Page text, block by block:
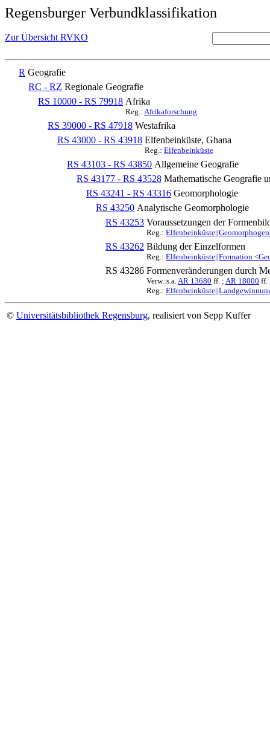
Regensburger Verbundklassifikation
Zur Übersicht RVKO
R Geografie
RC - RZ Regionale Geografie
RS 10000 - RS 79918 Afrika
Reg.: Afrikaforschung
RS 39000 - RS 47918 Westafrika
RS 43000 - RS 43918 Elfenbeinküste, Ghana
Reg.: Elfenbeinküste
RS 43103 - RS 43850 Allgemeine Geografie
RS 43177 - RS 43528 Mathematische Geografie
RS 43241 - RS 43316 Geomorphologie
RS 43250 Analytische Geomorphologie
RS 43253 Voraussetzungen der
Reg.:
RS 43262 Bildung der Einzelformen
Reg.: Elfenbeinküste||Formation
RS 43286 Formenveränderungen durch
Verw.:s.a.AR 13680 ff. ; AR 18000 ff.
Reg.:
© Universitätsbibliothek Regensburg, realisiert von Sepp Kuffer